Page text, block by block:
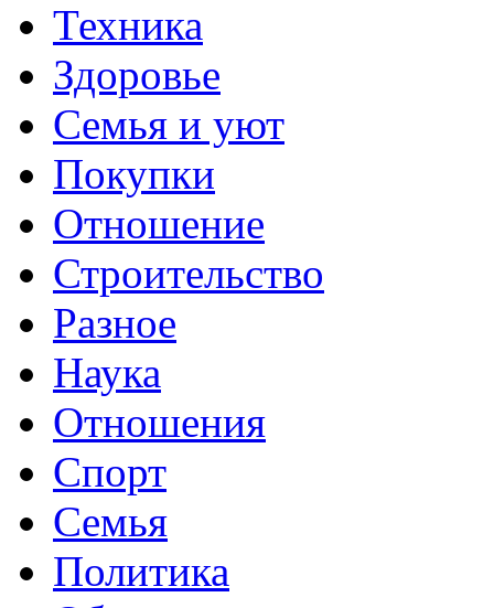
Техника
Здоровье
Семья и уют
Покупки
Отношение
Строительство
Разное
Наука
Отношения
Спорт
Семья
Политика